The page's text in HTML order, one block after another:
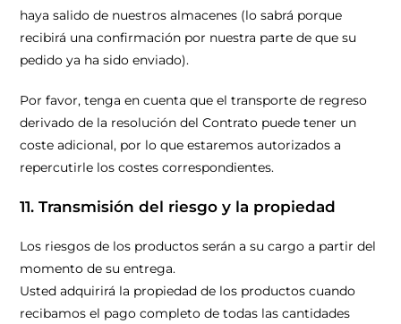
haya salido de nuestros almacenes (lo sabrá porque
recibirá una confirmación por nuestra parte de que su
pedido ya ha sido enviado).
Por favor, tenga en cuenta que el transporte de regreso
derivado de la resolución del Contrato puede tener un
coste adicional, por lo que estaremos autorizados a
repercutirle los costes correspondientes.
11. Transmisión del riesgo y la propiedad
Los riesgos de los productos serán a su cargo a partir del
momento de su entrega.
Usted adquirirá la propiedad de los productos cuando
recibamos el pago completo de todas las cantidades